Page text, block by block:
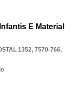
E Material
1352, 7570-766,